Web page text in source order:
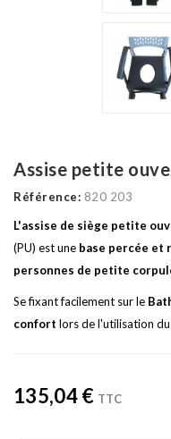
Assise petite
Référence: 820 203
L'assise de siège petite
(PU) est une base percée et
personnes de petite
Se fixant facilement sur le
confort lors de l'utilisation
135,04 € TTC